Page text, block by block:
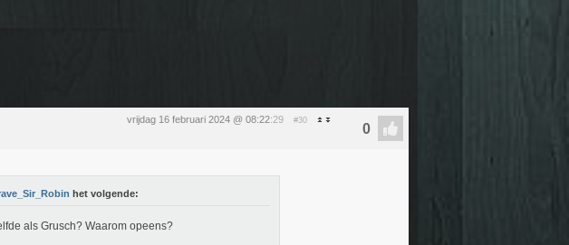
vrijdag 16 februari 2024 @ 08:22:29 #30
het volgende:
als Grusch? Waarom opeens?